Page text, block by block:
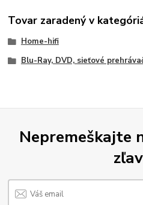
Tovar zaradený v
Home-hifi
Blu-Ray, DVD, sieťové
Nepremeškajte